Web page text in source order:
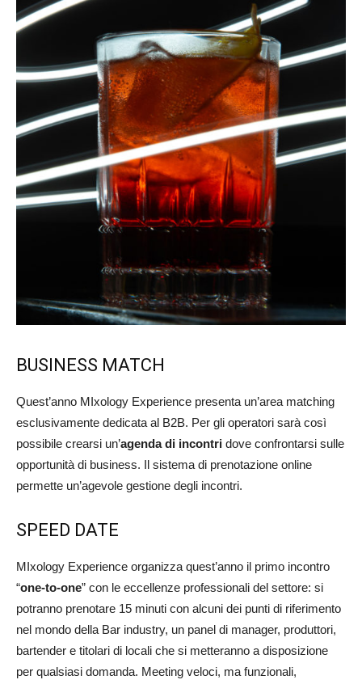
BUSINESS MATCH
Quest’anno MIxology Experience presenta un’area matching
esclusivamente dedicata al B2B. Per gli operatori sarà così
possibile crearsi un’agenda di incontri dove confrontarsi sulle
opportunità di business. Il sistema di prenotazione online
permette un’agevole gestione degli incontri.
SPEED DATE
MIxology Experience organizza quest’anno il primo incontro
“one-to-one” con le eccellenze professionali del settore: si
potranno prenotare 15 minuti con alcuni dei punti di riferimento
nel mondo della Bar industry, un panel di manager, produttori,
bartender e titolari di locali che si metteranno a disposizione
per qualsiasi domanda. Meeting veloci, ma funzionali,